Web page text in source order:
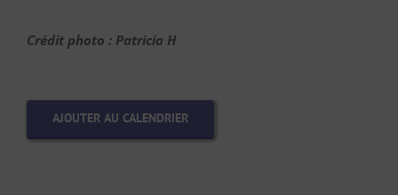
Crédit photo : Patricia H
AJOUTER AU CALENDRIER